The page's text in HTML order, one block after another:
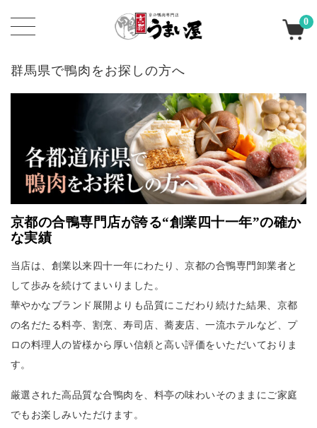
0
群馬県で鴨肉をお探しの方へ
京都の合鴨専門店が誇る“創業四十一年”の確か
な実績
当店は、創業以来四十一年にわたり、京都の合鴨専門卸業者と
して歩みを続けてまいりました。
華やかなブランド展開よりも品質にこだわり続けた結果、京都
の名だたる料亭、割烹、寿司店、蕎麦店、一流ホテルなど、プ
ロの料理人の皆様から厚い信頼と高い評価をいただいておりま
す。
厳選された高品質な合鴨肉を、料亭の味わいそのままにご家庭
でもお楽しみいただけます。